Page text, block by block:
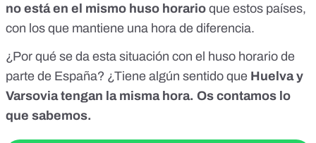
no está en el mismo huso horario que estos países,
con los que mantiene una hora de diferencia.
¿Por qué se da esta situación con el huso horario de
parte de España? ¿Tiene algún sentido que Huelva y
Varsovia tengan la misma hora. Os contamos lo
que sabemos.